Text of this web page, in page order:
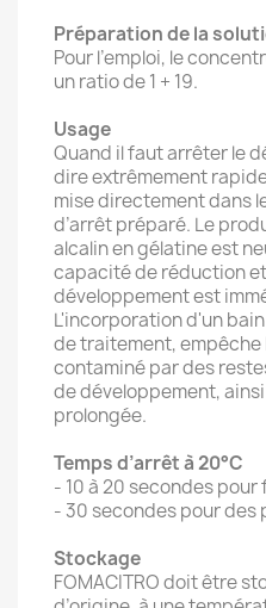
Préparation de la
Pour l’emploi, le
un ratio de 1 + 19.
Usage
Quand il faut arrêter le
dire extrêmement
mise directement dans
d’arrêt préparé. Le
alcalin en gélatine est
capacité de réduction
développement est
L'incorporation d'un
de traitement, empêche
contaminé par des
de développement,
prolongée.
Temps d’arrêt à 20°C
- 10 à 20 secondes pour
- 30 secondes pour
Stockage
FOMACITRO doit être